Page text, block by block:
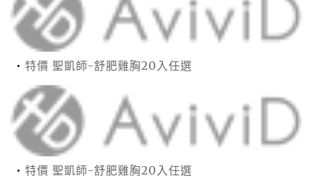
特價 聖凱師-舒肥雞胸20入任選
特價 聖凱師-舒肥雞胸20入任選